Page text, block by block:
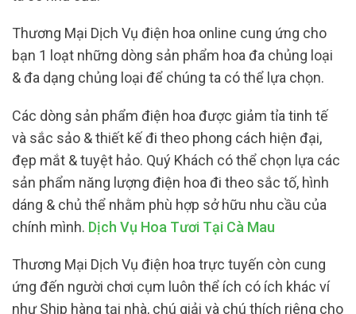
Thương Mại Dịch Vụ điện hoa online cung ứng cho
bạn 1 loạt những dòng sản phẩm hoa đa chủng loại
& đa dạng chủng loại để chúng ta có thể lựa chọn.
Các dòng sản phẩm điện hoa được giảm tỉa tinh tế
và sắc sảo & thiết kế đi theo phong cách hiện đại,
đẹp mắt & tuyệt hảo. Quý Khách có thể chọn lựa các
sản phẩm năng lượng điện hoa đi theo sắc tố, hình
dáng & chủ thể nhằm phù hợp sở hữu nhu cầu của
chính mình. Dịch Vụ Hoa Tươi Tại Cà Mau
Thương Mại Dịch Vụ điện hoa trực tuyến còn cung
ứng đến người chơi cụm luôn thể ích có ích khác ví
như Ship hàng tại nhà, chú giải và chú thích riêng cho